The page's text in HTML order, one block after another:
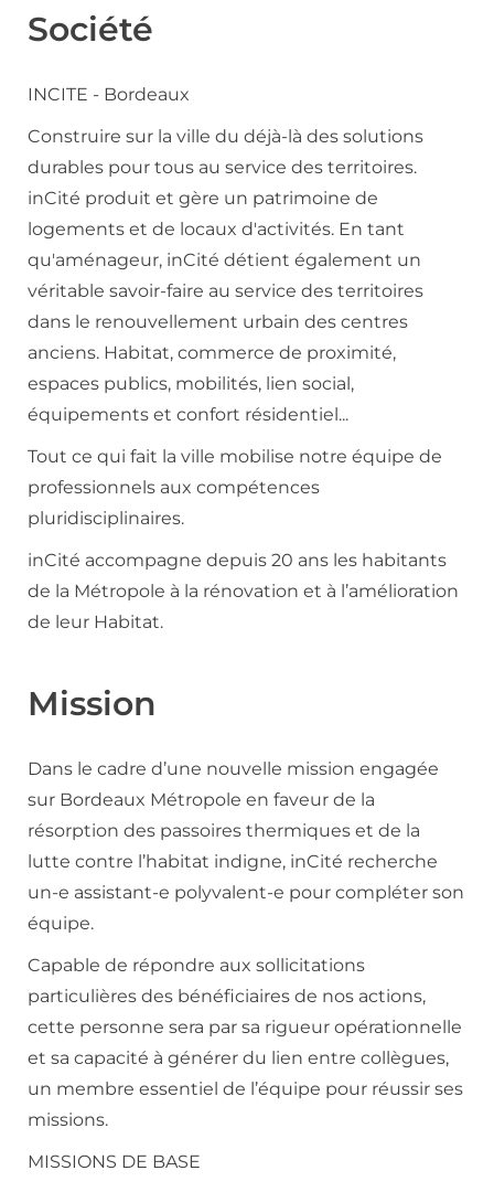
Société
INCITE - Bordeaux
Construire sur la ville du déjà-là des solutions
durables pour tous au service des territoires.
inCité produit et gère un patrimoine de
logements et de locaux d'activités. En tant
qu'aménageur, inCité détient également un
véritable savoir-faire au service des territoires
dans le renouvellement urbain des centres
anciens. Habitat, commerce de proximité,
espaces publics, mobilités, lien social,
équipements et confort résidentiel...
Tout ce qui fait la ville mobilise notre équipe de
professionnels aux compétences
pluridisciplinaires.
inCité accompagne depuis 20 ans les habitants
de la Métropole à la rénovation et à l’amélioration
de leur Habitat.
Mission
Dans le cadre d’une nouvelle mission engagée
sur Bordeaux Métropole en faveur de la
résorption des passoires thermiques et de la
lutte contre l’habitat indigne, inCité recherche
un-e assistant-e polyvalent-e pour compléter son
équipe.
Capable de répondre aux sollicitations
particulières des bénéficiaires de nos actions,
cette personne sera par sa rigueur opérationnelle
et sa capacité à générer du lien entre collègues,
un membre essentiel de l’équipe pour réussir ses
missions.
MISSIONS DE BASE